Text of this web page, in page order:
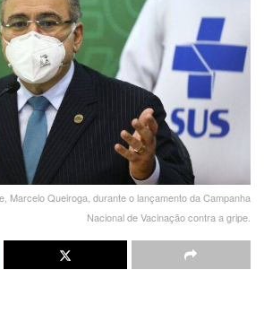
Marcelo Queiroga, durante o lançamento da Campanha
Nacional de Vacinação contra a gripe.